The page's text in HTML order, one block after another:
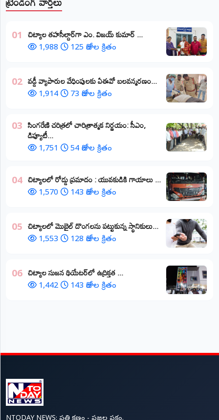
01 ​చిట్యాల తహసీల్దార్‌గా ఎం. విజయ్ కుమార్ ...
1,988 125 రోజుల క్రితం
02 వడ్డీ వ్యాపారుల వేధింపులకు ఏఈవో బలవన్మరణం...
1,914 73 రోజుల క్రితం
03 ​సింగరేణి చరిత్రలో చారిత్రాత్మక నిర్ణయం: సీఎం,
డిప్యూటీ...
1,751 54 రోజుల క్రితం
04 చిట్యాలలో రోడ్డు ప్రమాదం : యువకుడికి గాయాలు ​...
1,570 143 రోజుల క్రితం
05 చిట్యాలలో మొబైల్ దొంగలను పట్టుకున్న స్థానికులు...
1,553 128 రోజుల క్రితం
06 చిట్యాల సుజన థియేటర్‌లో ఉద్రిక్తత ...
1,442 143 రోజుల క్రితం